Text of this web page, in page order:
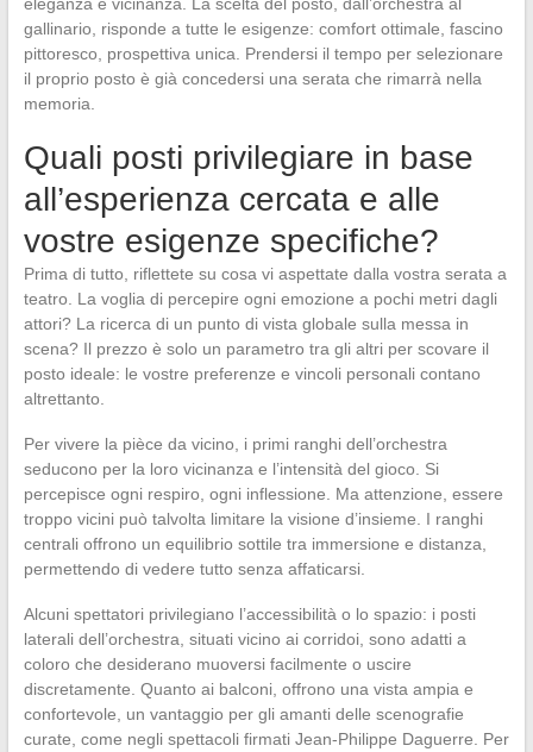
gallinario, risponde a tutte le esigenze: comfort ottimale, fascino
pittoresco, prospettiva unica. Prendersi il tempo per selezionare
il proprio posto è già concedersi una serata che rimarrà nella
memoria.
Quali posti privilegiare in base
all’esperienza cercata e alle
vostre esigenze specifiche?
Prima di tutto, riflettete su cosa vi aspettate dalla vostra serata a
teatro. La voglia di percepire ogni emozione a pochi metri dagli
attori? La ricerca di un punto di vista globale sulla messa in
scena? Il prezzo è solo un parametro tra gli altri per scovare il
posto ideale: le vostre preferenze e vincoli personali contano
altrettanto.
Per vivere la pièce da vicino, i primi ranghi dell’orchestra
seducono per la loro vicinanza e l’intensità del gioco. Si
percepisce ogni respiro, ogni inflessione. Ma attenzione, essere
troppo vicini può talvolta limitare la visione d’insieme. I ranghi
centrali offrono un equilibrio sottile tra immersione e distanza,
permettendo di vedere tutto senza affaticarsi.
Alcuni spettatori privilegiano l’accessibilità o lo spazio: i posti
laterali dell’orchestra, situati vicino ai corridoi, sono adatti a
coloro che desiderano muoversi facilmente o uscire
discretamente. Quanto ai balconi, offrono una vista ampia e
confortevole, un vantaggio per gli amanti delle scenografie
curate, come negli spettacoli firmati Jean-Philippe Daguerre. Per